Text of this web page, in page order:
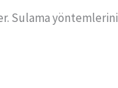
Sulama yöntemlerini